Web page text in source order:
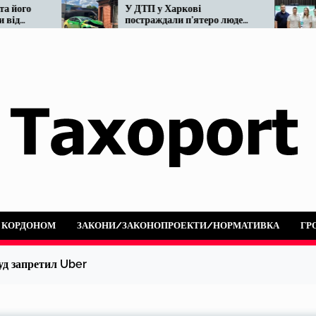
У ДТП у Харкові
постраждали п’ятеро людей:
не розминулися OnTaxi та
КОРДОНОМ ЗАКОНИ/ЗАКОНОПРОЕКТИ/НОРМАТИВКА
запретил Uber